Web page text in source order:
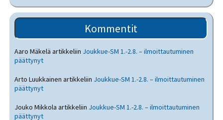
Kommentit
Aaro Mäkelä artikkeliin Joukkue-SM 1.-2.8. – ilmoittautuminen
päättynyt
Arto Luukkainen artikkeliin Joukkue-SM 1.-2.8. – ilmoittautuminen
päättynyt
Jouko Mikkola artikkeliin Joukkue-SM 1.-2.8. – ilmoittautuminen
päättynyt